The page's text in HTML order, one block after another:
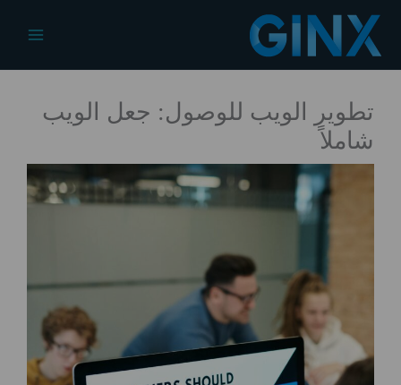
المحتوى
تطوير الويب للوصول: جعل الويب
شاملاً